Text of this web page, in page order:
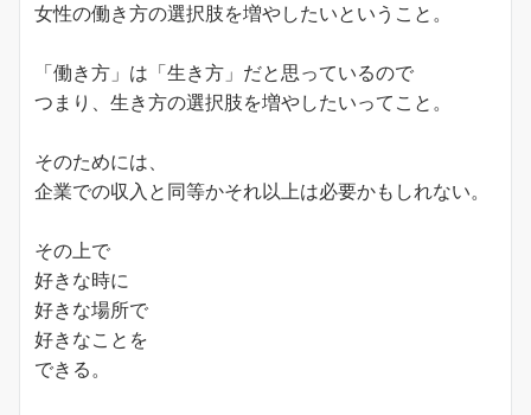
女性の働き方の選択肢を増やしたいということ。
「働き方」は「生き方」だと思っているので
つまり、生き方の選択肢を増やしたいってこと。
そのためには、
企業での収入と同等かそれ以上は必要かもしれない。
その上で
好きな時に
好きな場所で
好きなことを
できる。